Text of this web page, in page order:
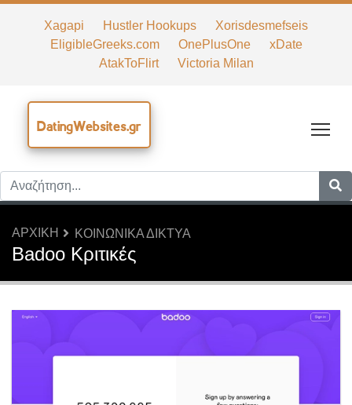
Xagapi Hustler Hookups
Xorisdesmefseis
EligibleGreeks.com
OnePlusOne
xDate
AtakToFlirt
Victoria Milan
DatingWebsites.gr
ΑΡΧΙΚΉ ΚΟΙΝΩΝΙΚΆ ΔΊΚΤΥΑ
Badoo Κριτικές